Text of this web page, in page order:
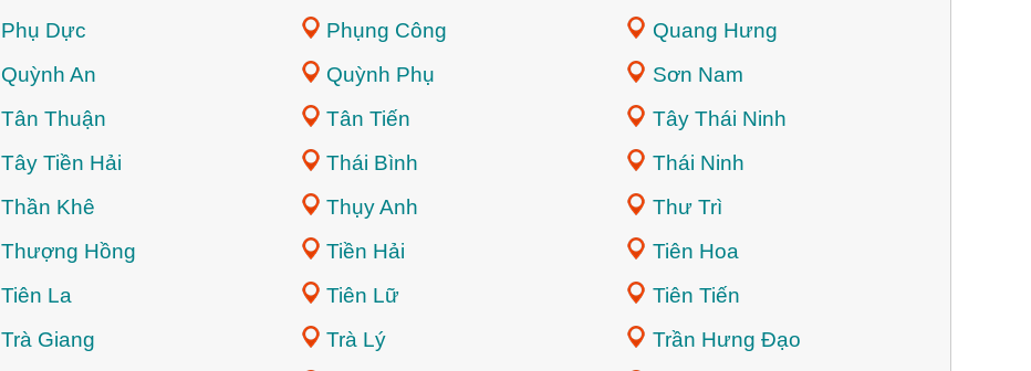
Phụ Dực Phụng Công
Quang Hưng
Quỳnh An Quỳnh Phụ
Sơn Nam
Tân Thuận Tân Tiến
Tây Thái Ninh
Tây Tiền Hải Thái Bình
Thái Ninh
Thần Khê Thụy Anh
Thư Trì
Thượng Hồng Tiền Hải
Tiên Hoa
Tiên La Tiên Lữ
Tiên Tiến
Trà Giang Trà Lý
Trần Hưng Đạo